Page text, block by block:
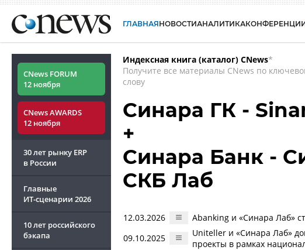
ГЛАВНАЯНОВОСТИАНАЛИТИКА
CNews FORUM
12 ноября
CNews AWARDS
12 ноября
30 лет рынку ERP
в России
Главные
ИТ-сценарии 2026
10 лет российского
бэкапа
Индексная книга (каталог) CNews*
Получите все материалы CNews по
слову
Синара ГК -
+
Синара Банк -
СКБ Лаб
12.03.2026
Abanking и «Синара Лаб»
09.10.2025
Uniteller и «Синара Лаб»
проекты в рамках